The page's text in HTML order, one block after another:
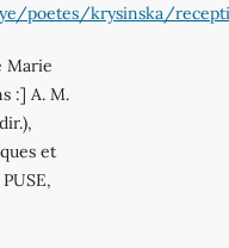
poetes/krysinska/
Marie
:] A. M.
et